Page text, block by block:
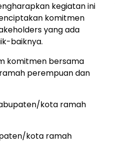
kegiatan ini
komitmen
yang ada
baiknya.
komitmen bersama
perempuan dan
kota ramah
kota ramah